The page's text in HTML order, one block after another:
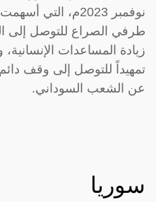
نوفمبر 2023م،
طرفي الصراع للتوصل إلى
زيادة المساعدات الإنسانية،
تمهيداً للتوصل إلى وقف
عن الشعب السوداني.
سوريا